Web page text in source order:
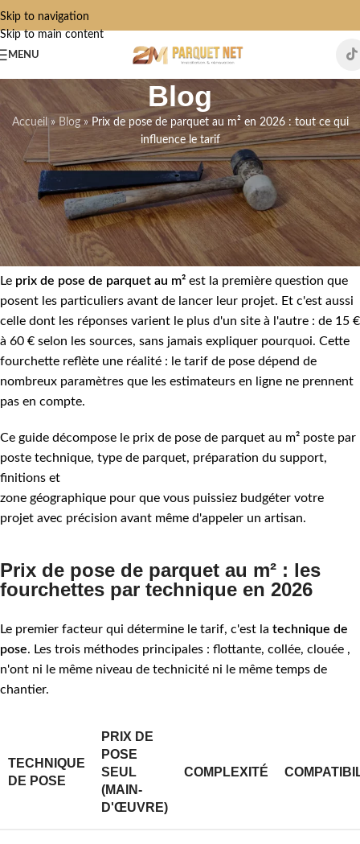
Skip to navigation
Skip to main content
MENU
Blog
Accueil » Blog» Prix de pose de parquet au m² en 2026 : tout ce qui
influence le tarif
PRIX & DEVIS
Prix de pose de parquet au m² en
2026 : tout ce qui influence le tarif
Admin2M ParquetNet2024 On 16 mai 2026
Le prix de pose de parquet au m² est la première question que
posent les particuliers avant de lancer leur projet. Et c'est aussi
celle dont les réponses varient le plus d'un site à l'autre : de 15 €
à 60 € selon les sources, sans jamais expliquer pourquoi. Cette
fourchette reflète une réalité : le tarif de pose dépend de
nombreux paramètres que les estimateurs en ligne ne prennent
pas en compte.
Ce guide décompose le prix de pose de parquet au m² poste par
poste technique, type de parquet, préparation du support,
finitions et
zone géographique pour que vous puissiez budgéter votre
projet avec précision avant même d'appeler un artisan.
Prix de pose de parquet au m² : les
fourchettes par technique en 2026
Le premier facteur qui détermine le tarif, c'est la technique de
pose. Les trois méthodes principales : flottante, collée, clouée ,
n'ont ni le même niveau de technicité ni le même temps de
chantier.
TECHNIQUE
DE POSE
PRIX DE
POSE
SEUL
(MAIN-
D'ŒUVRE)
COMPLEXITÉ